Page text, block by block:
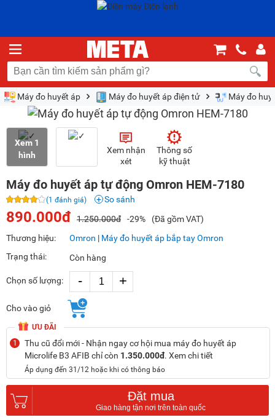
Máy đo huyết áp Máy đo huyết áp điện tử Máy đo
Xem 1
hình
Xem nhận
xét
Thông số
kỹ thuật
Máy đo huyết áp tự động Omron HEM-7180
(1 đánh giá) So sánh
890.000đ 1.250.000đ -29%
(Đã gồm VAT)
Thương hiệu:
Omron | Máy đo huyết áp bắp tay Omron
Trạng thái:
Còn hàng
Chọn số lượng: - +
Cho vào giỏ
ƯU ĐÃI
1
Thu cũ đổi mới - Nhận ngay cơ hội mua máy đo huyết áp
Microlife B3 AFIB chỉ còn 1.350.000đ. Xem chi tiết
Áp dụng đến 31/12 hoặc khi có thông báo
Đặt mua